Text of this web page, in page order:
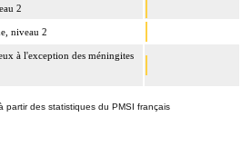
2
niveau 2
à l'exception des méningites
partir des statistiques du PMSI français